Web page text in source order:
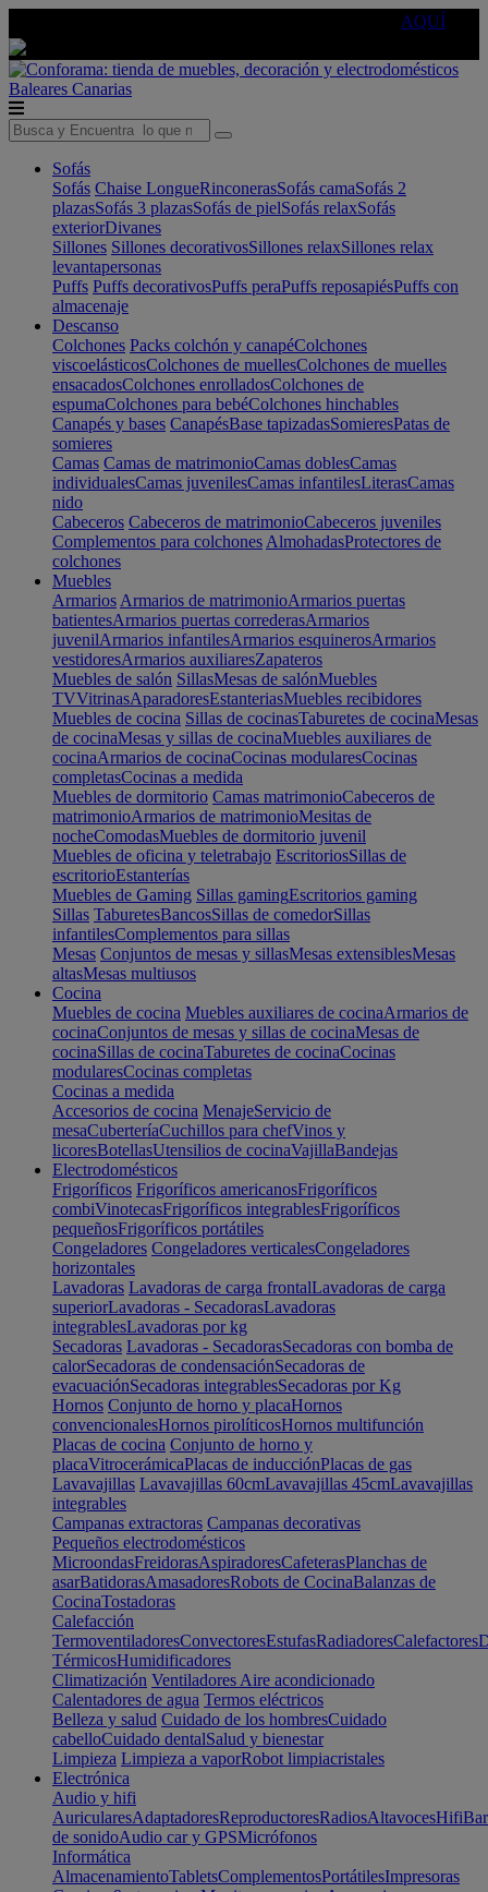
AQUÍ
Baleares Canarias
Sofás
Sofás Chaise LongueRinconerasSofás camaSofás 2
plazasSofás 3 plazasSofás de pielSofás relaxSofás
exteriorDivanes
Sillones Sillones decorativosSillones relaxSillones relax
levantapersonas
Puffs Puffs decorativosPuffs peraPuffs reposapiésPuffs con
almacenaje
Descanso
Colchones Packs colchón y canapéColchones
viscoelásticosColchones de muellesColchones de muelles
ensacadosColchones enrolladosColchones de
espumaColchones para bebéColchones hinchables
Canapés y bases CanapésBase tapizadasSomieresPatas de
somieres
Camas Camas de matrimonioCamas doblesCamas
individualesCamas juvenilesCamas infantilesLiterasCamas
nido
Cabeceros Cabeceros de matrimonioCabeceros juveniles
Complementos para colchones AlmohadasProtectores de
colchones
Muebles
Armarios Armarios de matrimonioArmarios puertas
batientesArmarios puertas correderasArmarios
juvenilArmarios infantilesArmarios esquinerosArmarios
vestidoresArmarios auxiliaresZapateros
Muebles de salón SillasMesas de salónMuebles
TVVitrinasAparadoresEstanteriasMuebles recibidores
Muebles de cocina Sillas de cocinasTaburetes de cocinaMesas
de cocinaMesas y sillas de cocinaMuebles auxiliares de
cocinaArmarios de cocinaCocinas modularesCocinas
completasCocinas a medida
Muebles de dormitorio Camas matrimonioCabeceros de
matrimonioArmarios de matrimonioMesitas de
nocheComodasMuebles de dormitorio juvenil
Muebles de oficina y teletrabajo EscritoriosSillas de
escritorioEstanterías
Muebles de Gaming Sillas gamingEscritorios gaming
Sillas TaburetesBancosSillas de comedorSillas
infantilesComplementos para sillas
Mesas Conjuntos de mesas y sillasMesas extensiblesMesas
altasMesas multiusos
Cocina
Muebles de cocina Muebles auxiliares de cocinaArmarios de
cocinaConjuntos de mesas y sillas de cocinaMesas de
cocinaSillas de cocinaTaburetes de cocinaCocinas
modularesCocinas completas
Cocinas a medida
Accesorios de cocina MenajeServicio de
mesaCuberteríaCuchillos para chefVinos y
licoresBotellasUtensilios de cocinaVajillaBandejas
Electrodomésticos
Frigoríficos Frigoríficos americanosFrigoríficos
combiVinotecasFrigoríficos integrablesFrigoríficos
pequeñosFrigoríficos portátiles
Congeladores Congeladores verticalesCongeladores
horizontales
Lavadoras Lavadoras de carga frontalLavadoras de carga
superiorLavadoras - SecadorasLavadoras
integrablesLavadoras por kg
Secadoras Lavadoras - SecadorasSecadoras con bomba de
calorSecadoras de condensaciónSecadoras de
evacuaciónSecadoras integrablesSecadoras por Kg
Hornos Conjunto de horno y placaHornos
convencionalesHornos pirolíticosHornos multifunción
Placas de cocina Conjunto de horno y
placaVitrocerámicaPlacas de inducciónPlacas de gas
Lavavajillas Lavavajillas 60cmLavavajillas 45cmLavavajillas
integrables
Campanas extractoras Campanas decorativas
Pequeños electrodomésticos
MicroondasFreidorasAspiradoresCafeterasPlanchas de
asarBatidorasAmasadoresRobots de CocinaBalanzas de
CocinaTostadoras
Calefacción
TermoventiladoresConvectoresEstufasRadiadoresCalefactores
TérmicosHumidificadores
Climatización Ventiladores Aire acondicionado
Calentadores de agua Termos eléctricos
Belleza y salud Cuidado de los hombresCuidado
cabelloCuidado dentalSalud y bienestar
Limpieza Limpieza a vaporRobot limpiacristales
Electrónica
Audio y hifi
AuricularesAdaptadoresReproductoresRadiosAltavocesHifi
de sonidoAudio car y GPSMicrófonos
Informática
AlmacenamientoTabletsComplementosPortátilesImpresoras